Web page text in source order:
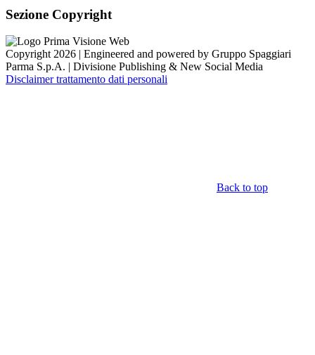
Sezione Copyright
Copyright 2026 | Engineered and powered by Gruppo Spaggiari
Parma S.p.A. | Divisione Publishing & New Social Media
Disclaimer trattamento dati personali
Back to top